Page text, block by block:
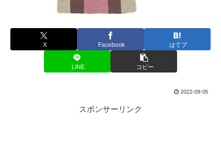
X Facebook はてブ
LINE コピー
2022-09-05
スポンサーリンク